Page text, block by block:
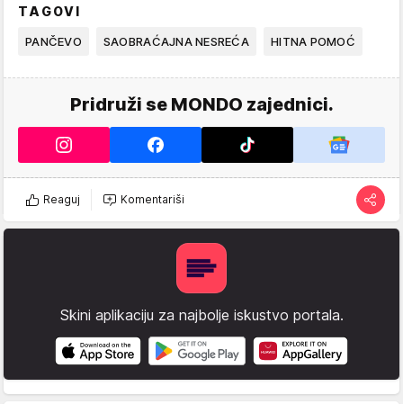
TAGOVI
PANČEVO SAOBRAĆAJNA NESREĆA HITNA POMOĆ
Pridruži se MONDO zajednici.
Reaguj Komentariši
Skini aplikaciju za najbolje iskustvo portala.